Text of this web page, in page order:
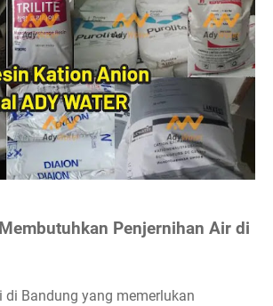
Penjernihan Air di
di Bandung yang memerlukan